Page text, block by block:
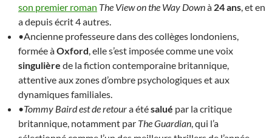
son premier roman The View on the Way Downà 24 ans , et en
a depuis écrit 4 autres.
•Ancienne professeure dans des collèges londoniens,
formée àOxford , elle s’est imposée comme une voix
singulière de la fiction contemporaine britannique,
attentive aux zones d’ombre psychologiques et aux
dynamiques familiales.
•Tommy Baird est de retoura étésalué par la critique
britannique, notamment par The Guardian , qui l’a